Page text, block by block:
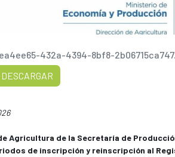
432a-4394-8bf8-
DESCARGAR
Agricultura de la Secretaría de
de inscripción y reinscripción al